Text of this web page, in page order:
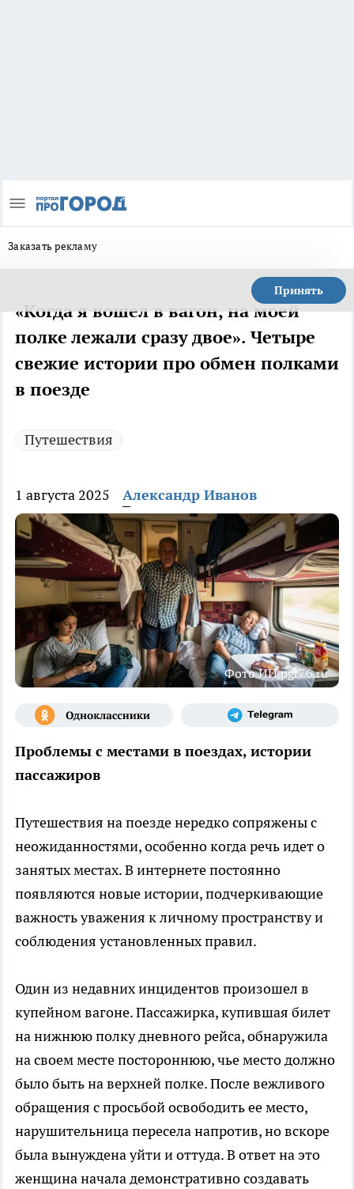
Заказать рекламу
Принять
«Когда я вошел в вагон, на моей
полке лежали сразу двое». Четыре
свежие истории про обмен полками
в поезде
Путешествия
1 августа 2025 Александр Иванов
Фото ИИ pgr76.ru
Проблемы с местами в поездах, истории
пассажиров
Путешествия на поезде нередко сопряжены с
неожиданностями, особенно когда речь идет о
занятых местах. В интернете постоянно
появляются новые истории, подчеркивающие
важность уважения к личному пространству и
соблюдения установленных правил.
Один из недавних инцидентов произошел в
купейном вагоне. Пассажирка, купившая билет
на нижнюю полку дневного рейса, обнаружила
на своем месте постороннюю, чье место должно
было быть на верхней полке. После вежливого
обращения с просьбой освободить ее место,
нарушительница пересела напротив, но вскоре
была вынуждена уйти и оттуда. В ответ на это
женщина начала демонстративно создавать